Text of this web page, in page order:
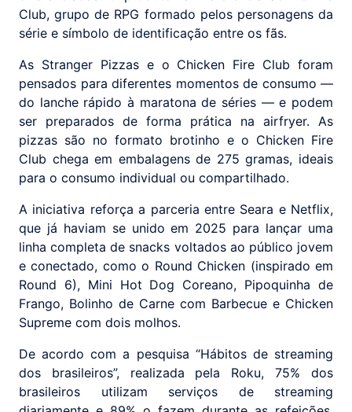
Club, grupo de RPG formado pelos personagens da
série e símbolo de identificação entre os fãs.
As Stranger Pizzas e o Chicken Fire Club foram
pensados para diferentes momentos de consumo —
do lanche rápido à maratona de séries — e podem
ser preparados de forma prática na airfryer. As
pizzas são no formato brotinho e o Chicken Fire
Club chega em embalagens de 275 gramas, ideais
para o consumo individual ou compartilhado.
A iniciativa reforça a parceria entre Seara e Netflix,
que já haviam se unido em 2025 para lançar uma
linha completa de snacks voltados ao público jovem
e conectado, como o Round Chicken (inspirado em
Round 6), Mini Hot Dog Coreano, Pipoquinha de
Frango, Bolinho de Carne com Barbecue e Chicken
Supreme com dois molhos.
De acordo com a pesquisa “Hábitos de streaming
dos brasileiros”, realizada pela Roku, 75% dos
brasileiros utilizam serviços de streaming